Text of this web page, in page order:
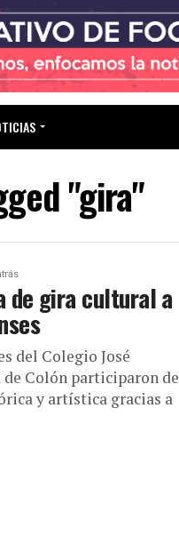
"gira"
de gira cultural a
del Colegio José
de Colón participaron de
y artística gracias a